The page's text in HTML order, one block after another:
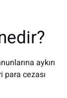
aykırı
para cezası